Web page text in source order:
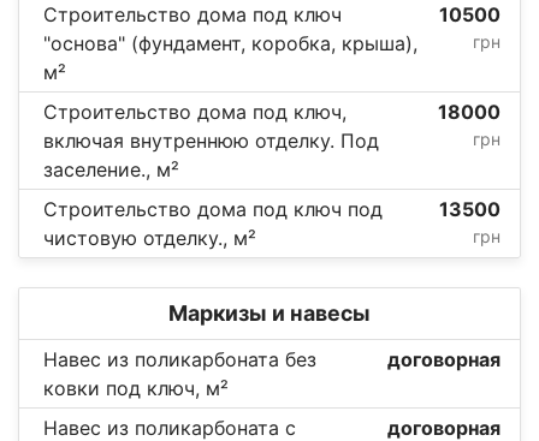
Строительство дома под ключ
"основа" (фундамент, коробка, крыша),
м²
10500
грн
Строительство дома под ключ,
включая внутреннюю отделку. Под
заселение., м²
18000
грн
Строительство дома под ключ под
чистовую отделку., м²
13500
грн
Маркизы и навесы
Навес из поликарбоната без
ковки под ключ, м²
договорная
Навес из поликарбоната с
договорная